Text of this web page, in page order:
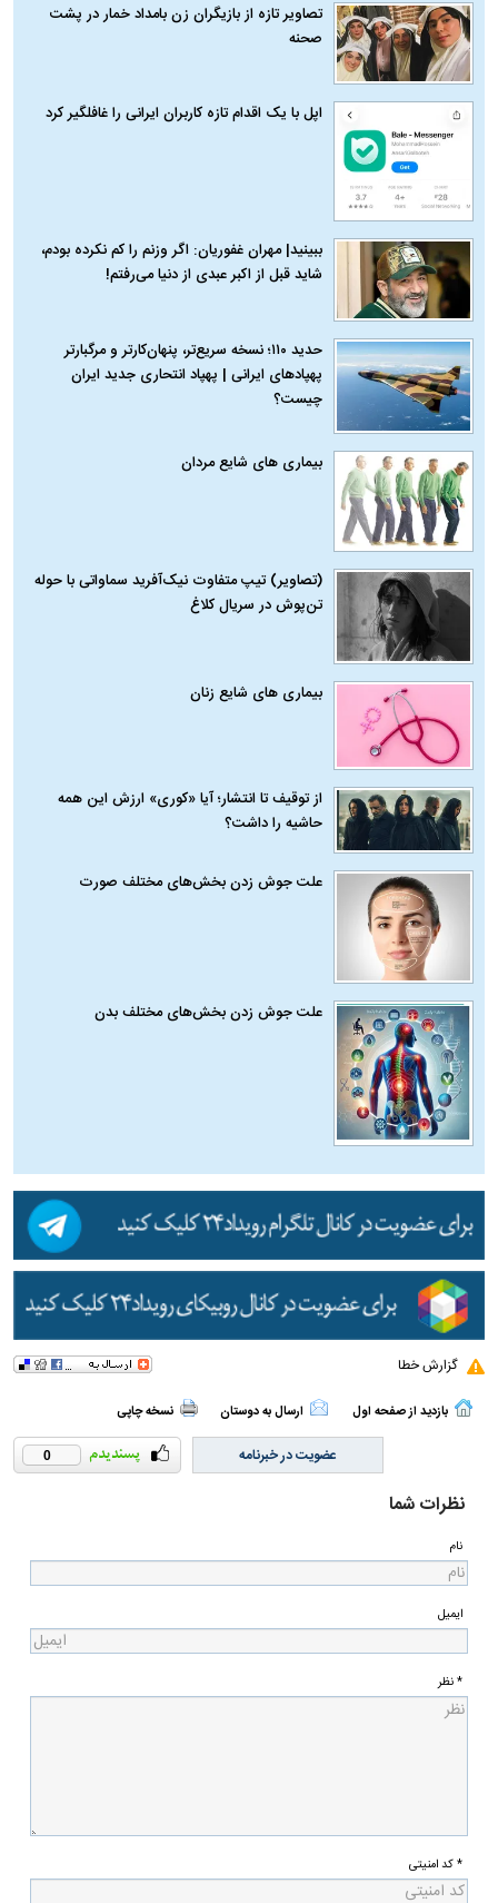
تصاویر تازه از بازیگران زن بامداد خمار در پشت
صحنه
اپل با یک اقدام تازه کاربران ایرانی را غافلگیر کرد
ببینید| مهران غفوریان: اگر وزنم را کم نکرده بودم،
شاید قبل از اکبر عبدی از دنیا می‌رفتم!
حدید ۱۱۰؛ نسخه سریع‌تر، پنهان‌کارتر و مرگبارتر
پهپادهای ایرانی | پهپاد انتحاری جدید ایران
چیست؟
بیماری‌ های شایع مردان
(تصاویر) تیپ متفاوت نیک‌آفرید سماواتی با حوله
تن‌پوش در سریال کلاغ
بیماری‌ های شایع زنان
از توقیف تا انتشار؛ آیا «کوری» ارزش این همه
حاشیه را داشت؟
علت جوش زدن بخش‌های مختلف صورت
علت جوش زدن بخش‌های مختلف بدن
گزارش خطا
بازدید از صفحه اول ارسال به دوستان نسخه چاپی
0 عضویت در خبرنامه
نظرات شما
نام
ایمیل
* نظر
* کد امنیتی